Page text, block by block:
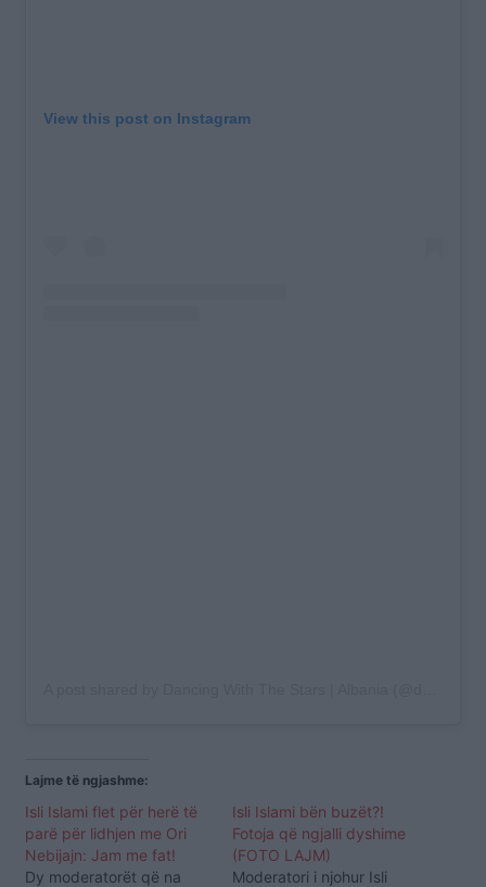
View this post on Instagram
Lajme të ngjashme:
Isli Islami flet për herë të
parë për lidhjen me Ori
Nebijajn: Jam me fat!
Dy moderatorët që na
Isli Islami bën buzët?!
Fotoja që ngjalli dyshime
(FOTO LAJM)
Moderatori i njohur Isli